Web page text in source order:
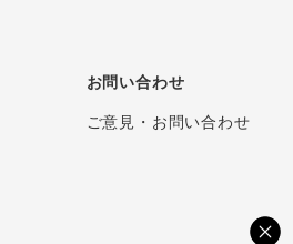
お問い合わせ
ご意見・お問い合わせ